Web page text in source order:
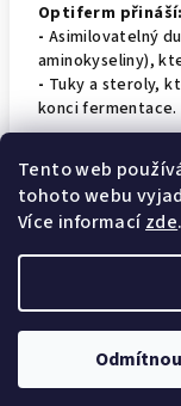
Tento web
tohoto webu
Více informacízde.
Optiferm přináší:
- Asimilovatelný
aminokyseliny),
- Tuky a steroly,
konci fermentace.
Uchovávání:
Uchovávat v
otevření ihned